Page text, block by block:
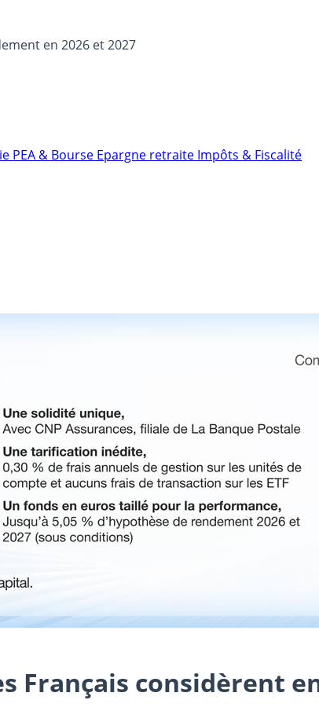
en 2026 et 2027
PEA & Bourse Epargne retraite Impôts & Fiscalité
Français considèrent